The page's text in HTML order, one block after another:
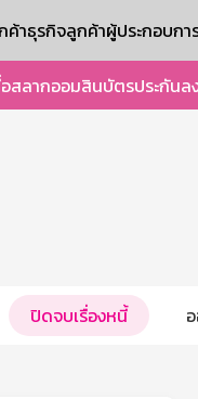
ค้าธุรกิจลูกค้าผู้ประกอบกา
สลากออมสินบัตรประกันล
ปิดจบเรื่องหนี้